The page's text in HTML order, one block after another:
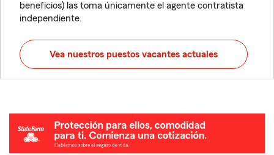
beneficios) las toma únicamente el agente contratista
independiente.
Vea nuestros puestos vacantes actuales